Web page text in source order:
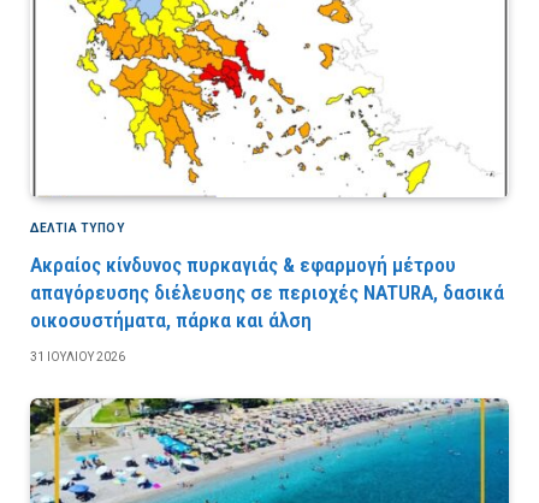
ΔΕΛΤΙΑ ΤΥΠΟΥ
Ακραίος κίνδυνος πυρκαγιάς & εφαρμογή μέτρου
απαγόρευσης διέλευσης σε περιοχές NATURA, δασικά
οικοσυστήματα, πάρκα και άλση
31 ΙΟΥΛΊΟΥ 2026